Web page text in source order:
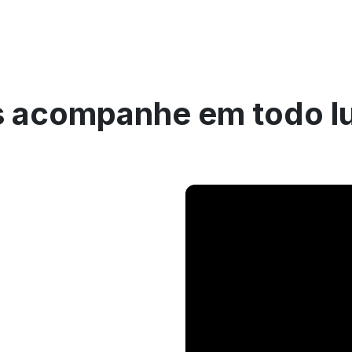
acompanhe em todo